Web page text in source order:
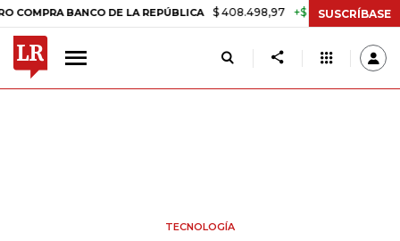
BANCO DE LA REPÚBLICA $ 408.498,97 +$ 8.753,81 +2,19%
SUSCRÍBASE
TECNOLOGÍA